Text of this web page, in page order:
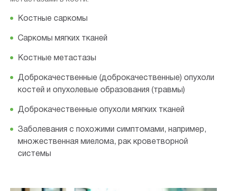
Костные саркомы
Саркомы мягких тканей
Костные метастазы
Доброкачественные (доброкачественные) опухоли
костей и опухолевые образования (травмы)
Доброкачественные опухоли мягких тканей
Заболевания с похожими симптомами, например,
множественная миелома, рак кроветворной
системы